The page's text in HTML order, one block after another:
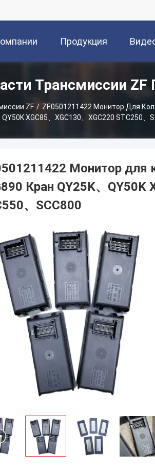
Продукция
Трансмиссии ZF
ZF / ZF.0501211422 Монитор Для
QY50K XGC85、XGC130、XGC220 STC250、
Монитор для
Кран QY25K、QY50K
、SCC800